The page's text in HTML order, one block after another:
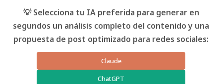
💡 Selecciona tu IA preferida para generar en
segundos un análisis completo del contenido y una
propuesta de post optimizado para redes sociales:
Claude
ChatGPT